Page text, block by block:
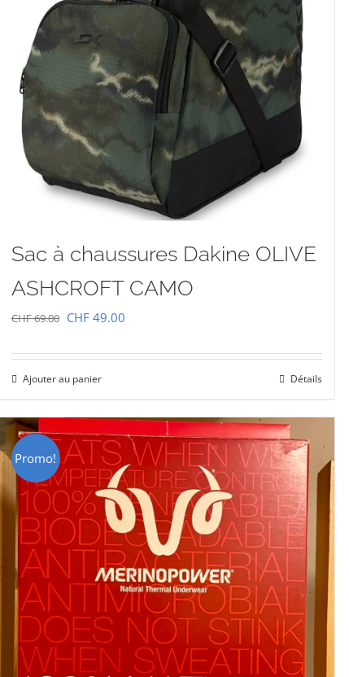
Sac à chaussures Dakine OLIVE
ASHCROFT CAMO
CHF69.00 Le
initial
était :
CHF 69.00.
CHF49.00Le
actuel
CHF 49.00.
Ajouter au panier Détails
Promo!